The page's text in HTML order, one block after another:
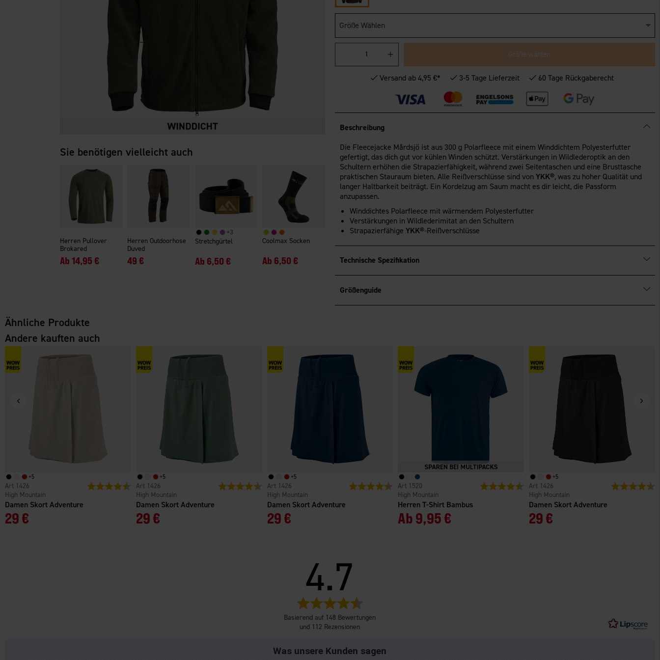
Sie benötigen vielleicht auch
Herren Pullover
Brokared
Ab 14,95 €
Herren Outdoorhose
Duved
49 €
+3
Stretchgürtel
Ab 6,50 €
Coolmax Socken
Ab 6,50 €
Größe Wählen
Größe wählen
Versand ab 4,95 €* 3-5 Tage Lieferzeit 60 Tage Rückgaberecht
Beschreibung
Die Fleecejacke Mårdsjö ist aus 300 g Polarfleece mit einem Winddichtem Polyesterfutter
gefertigt, das dich gut vor kühlen Winden schützt. Verstärkungen in Wildlederoptik an den
Schultern erhöhen die Strapazierfähigkeit, während zwei Seitentaschen und eine Brusttasche
praktischen Stauraum bieten. Alle Reißverschlüsse sind von YKK®, was zu hoher Qualität und
langer Haltbarkeit beiträgt. Ein Kordelzug am Saum macht es dir leicht, die Passform
anzupassen.
Winddichtes Polarfleece mit wärmendem Polyesterfutter
Verstärkungen in Wildlederimitat an den Schultern
Strapazierfähige YKK®-Reißverschlüsse
Technische Spezifikation
Größenguide
Ähnliche Produkte
Andere kauften auch
+5
Damen Skort Adventure
High Mountain
1426
29 €
Bewertung: 4.7 von 5 Sternen
+5
Damen Skort Adventure
High Mountain
1426
29 €
Bewertung: 4.7 von 5 Sternen
+5
Damen Skort Adventure
High Mountain
1426
29 €
Bewertung: 4.7 von 5 Sternen
Herren T-Shirt Bambus
High Mountain
1520
Ab9,95 €
Bewertung: 4.4 von 5 Sternen
+5
Damen Skort Adventure
High Mountain
1426
29 €
Bewertung:
4.7
von
Basierend auf 148 Bewertungen
und 112 Rezensionen
Was unsere Kunden sagen